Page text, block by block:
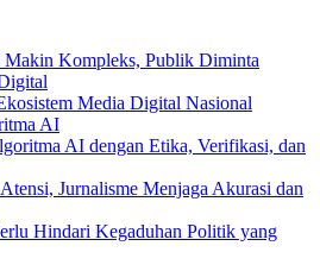
Kompleks, Publik Diminta
Media Digital Nasional
AI
AI dengan Etika, Verifikasi, dan
Jurnalisme Menjaga Akurasi dan
Hindari Kegaduhan Politik yang